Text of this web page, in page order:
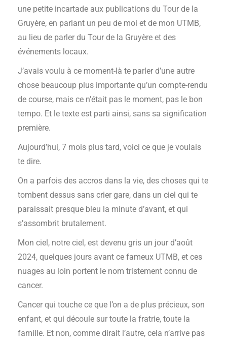
une petite incartade aux publications du Tour de la
Gruyère, en parlant un peu de moi et de mon UTMB,
au lieu de parler du Tour de la Gruyère et des
événements locaux.
J’avais voulu à ce moment-là te parler d’une autre
chose beaucoup plus importante qu’un compte-rendu
de course, mais ce n’était pas le moment, pas le bon
tempo. Et le texte est parti ainsi, sans sa signification
première.
Aujourd’hui, 7 mois plus tard, voici ce que je voulais
te dire.
On a parfois des accros dans la vie, des choses qui te
tombent dessus sans crier gare, dans un ciel qui te
paraissait presque bleu la minute d’avant, et qui
s’assombrit brutalement.
Mon ciel, notre ciel, est devenu gris un jour d’août
2024, quelques jours avant ce fameux UTMB, et ces
nuages au loin portent le nom tristement connu de
cancer.
Cancer qui touche ce que l’on a de plus précieux, son
enfant, et qui découle sur toute la fratrie, toute la
famille. Et non, comme dirait l’autre, cela n’arrive pas